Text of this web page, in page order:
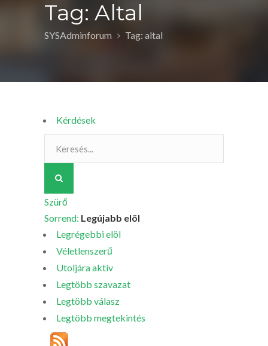
Tag: Altal
SYSAdminforum Tag: altal
Kérdések
Szürő
Sorrend: Legújabb elöl
Legrégebbi elöl
Véletlenszerű
Utoljára aktív
Legtöbb szavazat
Legtöbb válasz
Legtöbb megtekintés